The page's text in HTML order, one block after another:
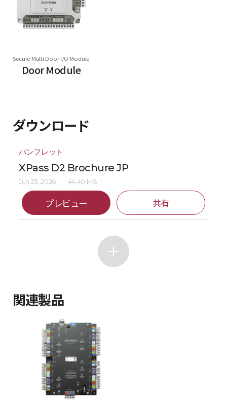
Secure Multi Door I/O Module
Door Module
ダウンロード
パンフレット
XPass D2 Brochure JP
Jun 23, 2026 44.40 MB
プレビュー 共有
関連製品